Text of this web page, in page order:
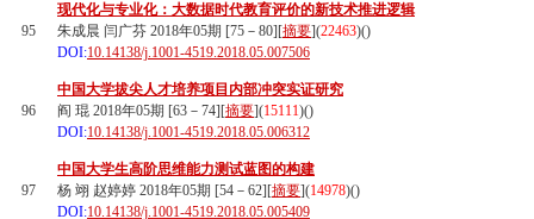
95
现代化与专业化：大数据时代教育评价的新技术推进逻辑
朱成晨 闫广芬 2018年05期 [75－80][摘要](22463)()
DOI:10.14138/j.1001-4519.2018.05.007506
96
中国大学拔尖人才培养项目内部冲突实证研究
阎 琨 2018年05期 [63－74][摘要](15111)()
DOI:10.14138/j.1001-4519.2018.05.006312
97
中国大学生高阶思维能力测试蓝图的构建
杨 翊 赵婷婷 2018年05期 [54－62][摘要](14978)()
DOI:10.14138/j.1001-4519.2018.05.005409